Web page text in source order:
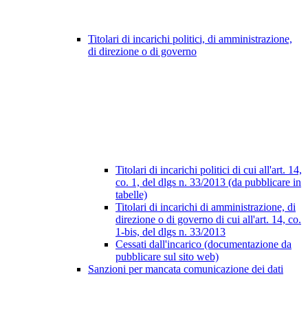
Titolari di incarichi politici, di amministrazione,
di direzione o di governo
Titolari di incarichi politici di cui all'art. 14,
co. 1, del dlgs n. 33/2013 (da pubblicare in
tabelle)
Titolari di incarichi di amministrazione, di
direzione o di governo di cui all'art. 14, co.
1-bis, del dlgs n. 33/2013
Cessati dall'incarico (documentazione da
pubblicare sul sito web)
Sanzioni per mancata comunicazione dei dati